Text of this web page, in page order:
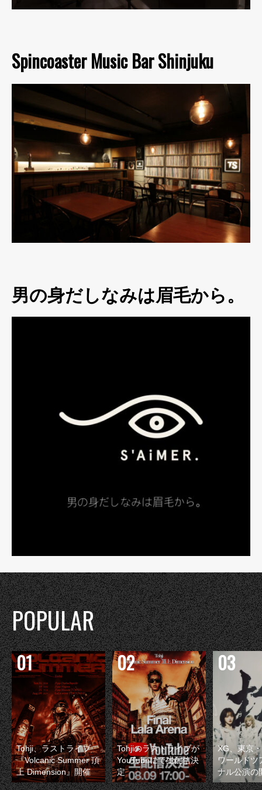
Spincoaster Music Bar Shinjuku
男の身だしなみは眉毛から。
POPULAR
Tohji、ラストライブ
『Volcanic Summer 頂
上 Dimension』開催
Tohjiのラストライブが
YouTubeにて生配信決
定
XG、東京
ワールドツ
ナル公演の